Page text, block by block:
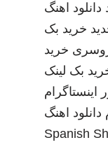
دانلود اهنگ
خرید بک
خرید
بک لینک
اینستاگرام
دانلود اهنگ
Spanish